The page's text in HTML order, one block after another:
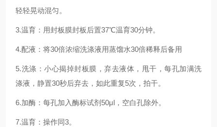
轻轻晃动混匀。
3.温育：用封板膜封板后置37℃温育30分钟。
4.配液：将30倍浓缩洗涤液用蒸馏水30倍稀释后备用
5.洗涤：小心揭掉封板膜，弃去液体，甩干，每孔加满洗
涤液，静置30秒后弃去，如此重复5次，拍干。
6.加酶：每孔加入酶标试剂50μl，空白孔除外。
7.温育：操作同3。